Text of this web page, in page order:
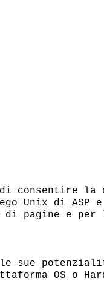
consentire la
Unix di ASP
pagine e per
sue
OS o